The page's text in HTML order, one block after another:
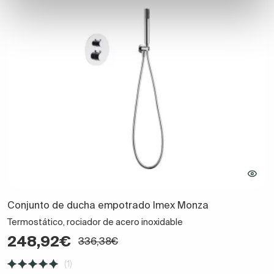
Conjunto de ducha empotrado Imex Monza
Termostático, rociador de acero inoxidable
248,92€ 336,38€
(1)